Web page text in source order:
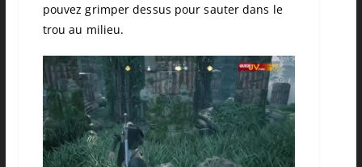
pouvez grimper dessus pour sauter dans le
trou au milieu.